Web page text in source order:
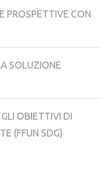
PROSPETTIVE CON
SOLUZIONE
OBIETTIVI DI
(FFUN SDG)